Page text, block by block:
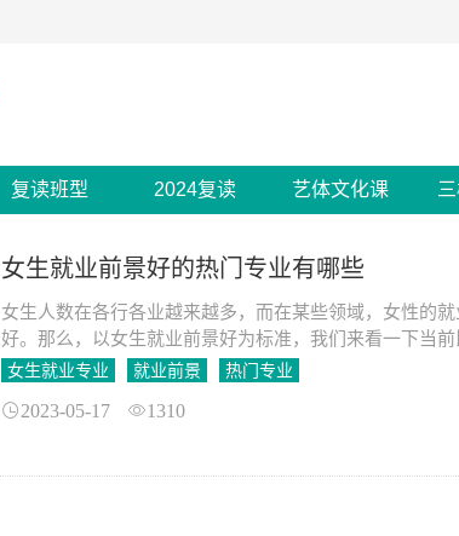
复读班型 2024复读 艺体文化课
女生就业前景好的热门专业有哪些
女生人数在各行各业越来越多，而在某些领域，女性的
好。那么，以女生就业前景好为标准，我们来看一下当前
女生就业专业 就业前景 热门专业
2023-05-17 1310